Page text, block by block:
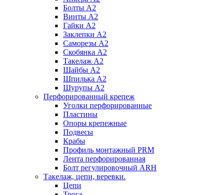
Болты А2
Винты А2
Гайки А2
Заклепки А2
Саморезы А2
Скобянка А2
Такелаж А2
Шайбы А2
Шпилька А2
Шурупы А2
Перфорированный крепеж
Уголки перфорированные
Пластины
Опоры крепежные
Подвесы
Крабы
Профиль монтажный PRM
Лента перфорированная
Болт регулировочный ARH
Такелаж, цепи, веревки.
Цепи